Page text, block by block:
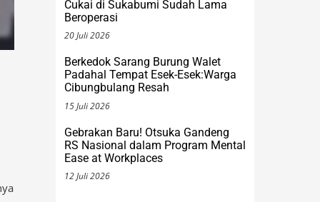
20 Juli 2026
Berkedok Sarang Burung Walet
Cibungbulang Resah
15 Juli 2026
Gebrakan Baru! Otsuka Gandeng
Ease at Workplaces
12 Juli 2026